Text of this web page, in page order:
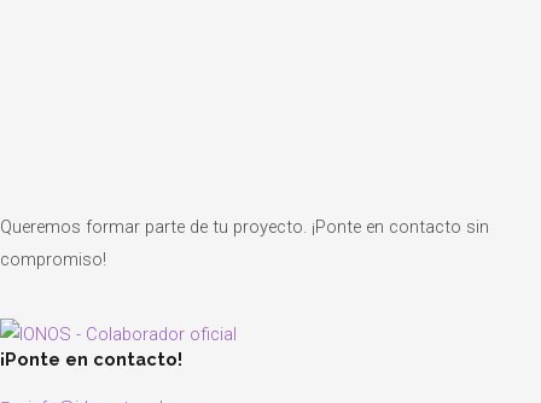
Queremos formar parte de tu proyecto. ¡Ponte en contacto sin
compromiso!
¡Ponte en contacto!